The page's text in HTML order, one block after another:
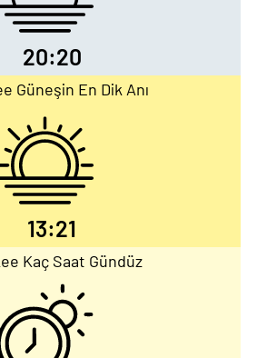
20:20
Güneşin En Dik Anı
13:21
Kaç Saat Gündüz